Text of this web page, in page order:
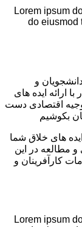
Lorem ipsum
do eiusmod
و
ارائه ایده های
اقتصادی دست
بکوشیم
های خلاق شما
و مطالعه در این
کارآفرینان و
Lorem ipsum